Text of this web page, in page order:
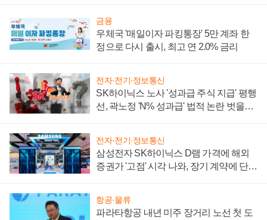
금융
우체국 '매일이자 파킹통장' 5만 계좌 한
정으로 다시 출시, 최고 연 2.0% 금리
전자·전기·정보통신
SK하이닉스 노사 '성과급 주식 지급' 평행
선, 곽노정 'N% 성과급' 법적 논란 벗을지
전자·전기·정보통신
삼성전자 SK하이닉스 D램 가격에 해외
증권가 '고점' 시각 나와, 장기 계약에 단점
항공·물류
파라타항공 내년 미주 장거리 노선 첫 도